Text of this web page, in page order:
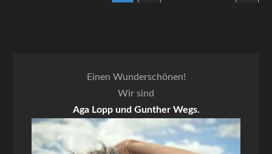
Einen Wunderschönen!
Wir sind
Aga Lopp und Gunther Wegs.